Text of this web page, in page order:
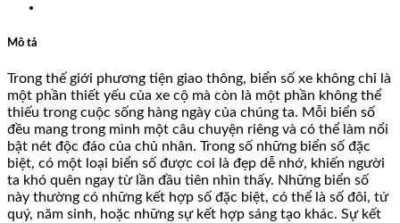
Mô tả
Trong thế giới phương tiện giao thông, biển số xe không chỉ là
một phần thiết yếu của xe cộ mà còn là một phần không thể
thiếu trong cuộc sống hàng ngày của chúng ta. Mỗi biển số
đều mang trong mình một câu chuyện riêng và có thể làm nổi
bật nét độc đáo của chủ nhân. Trong số những biển số đặc
biệt, có một loại biển số được coi là đẹp dễ nhớ, khiến người
ta khó quên ngay từ lần đầu tiên nhìn thấy. Những biển số
này thường có những kết hợp số đặc biệt, có thể là số đôi, tứ
quý, năm sinh, hoặc những sự kết hợp sáng tạo khác. Sự kết